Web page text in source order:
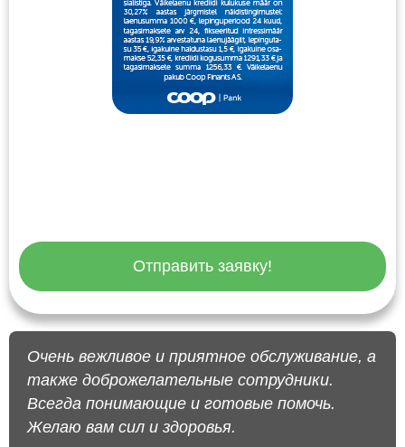
Отправить заявку!
Очень вежливое и приятное обслуживание, а
также доброжелательные сотрудники.
Всегда понимающие и готовые помочь.
Желаю вам сил и здоровья.